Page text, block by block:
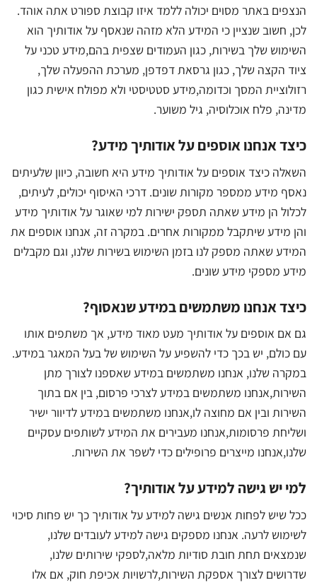
הנצפים באתר מסוים יכולה ללמד איזו קבוצת ספורט אתה אוהד.
לכן, חשוב שנציין כי המידע הלא מזהה שנאסף על אודותיך הוא
השימוש שלך בשירות, כגון העמודים שצפית בהם,מידע טכני על
ציוד הקצה שלך, כגון גרסאת דפדפן, מערכת ההפעלה שלך,
רזולוציית המסך וכדומה,מידע סטטיסטי ולא מפולח אישית כגון
מדינה, פלח אוכלוסיה, גיל משוער.
כיצד אנחנו אוספים על אודותיך מידע?
השאלה כיצד אוספים על אודותיך מידע היא חשובה, כיוון שלעיתים
נאסף מידע ממספר מקורות שונים. דרכי האיסוף יכולים, לעיתים,
לכלול הן מידע שאתה תספק ישירות למי שאוגר על אודותיך מידע
והן מידע שיתקבל ממקורות אחרים. במקרה זה, אנחנו אוספים את
המידע שאתה מספק לנו בזמן השימוש בשירות שלנו, וגם מקבלים
מידע מספקי מידע שונים.
כיצד אנחנו משתמשים במידע שנאסוף?
גם אם אוספים על אודותיך מעט מאוד מידע, אך משתפים אותו
עם כולם, יש בכך כדי להשפיע על השימוש של בעל המאגר במידע.
במקרה שלנו, אנחנו משתמשים במידע שאספנו לצורך מתן
השירות,אנחנו משתמשים במידע לצרכי פרסום, בין אם בתוך
השירות ובין אם מחוצה לו,אנחנו משתמשים במידע לדיוור ישיר
ושליחת פרסומות,אנחנו מעבירים את המידע לשותפים עסקיים
שלנו,אנחנו מייצרים פרופילים כדי לשפר את השירות.
למי יש גישה למידע על אודותיך?
ככל שיש לפחות אנשים גישה למידע על אודותיך כך יש פחות סיכוי
לשימוש לרעה. אנחנו מספקים גישה למידע לעובדים שלנו,
שנמצאים תחת חובת סודיות מלאה,לספקי שירותים שלנו,
שדרושים לצורך אספקת השירות,לרשויות אכיפת חוק, אם אלו